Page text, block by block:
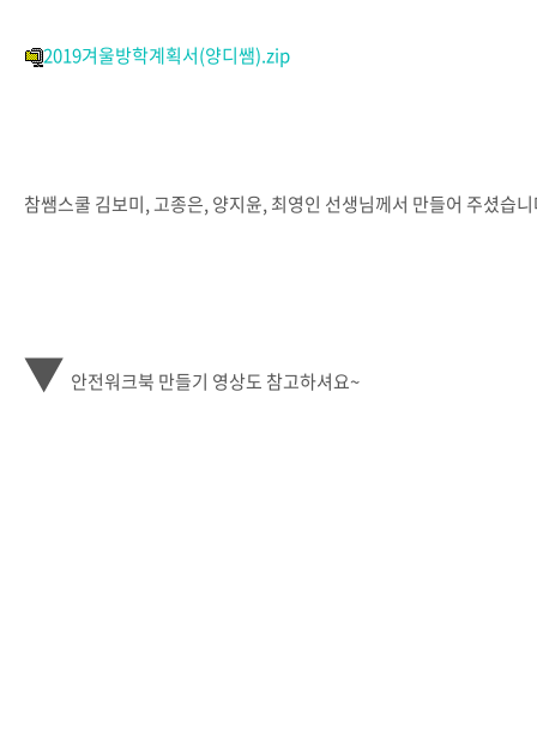
2019겨울방학계획서(양디쌤).zip
참쌤스쿨 김보미, 고종은, 양지윤, 최영인 선생님께서 만들어 주셨습
▼ 안전워크북 만들기 영상도 참고하셔요~